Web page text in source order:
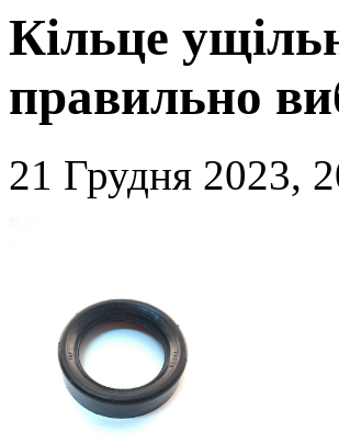
Кільце
правильно
21 Грудня 2023,